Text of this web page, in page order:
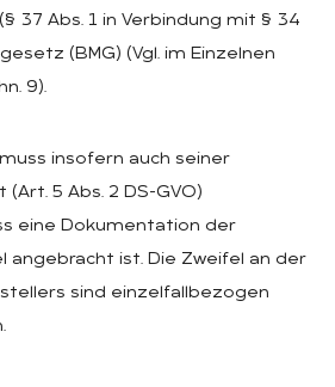
37 Abs. 1 in Verbindung mit § 34
(BMG) (Vgl. im Einzelnen
9).
insofern auch seiner
5 Abs. 2 DS-GVO)
eine Dokumentation der
angebracht ist. Die Zweifel an der
sind einzelfallbezogen